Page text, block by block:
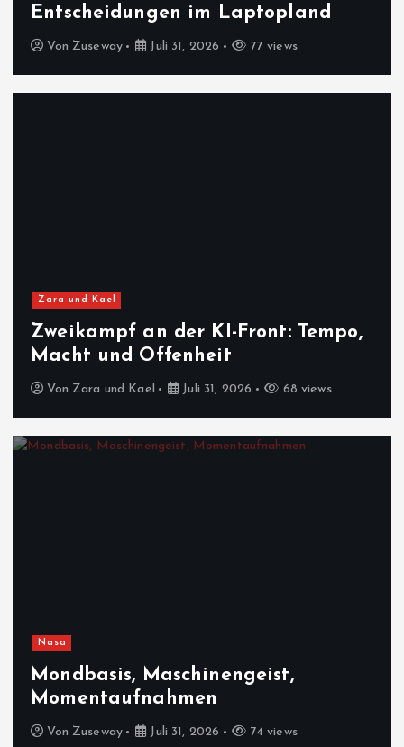
Entscheidungen im Laptopland
Von Zuseway Juli 31, 2026 77 views
Zara und Kael
Zweikampf an der KI-Front: Tempo,
Macht und Offenheit
Von Zara und Kael Juli 31, 2026 68 views
Nasa
Mondbasis, Maschinengeist,
Momentaufnahmen
Von Zuseway Juli 31, 2026 74 views